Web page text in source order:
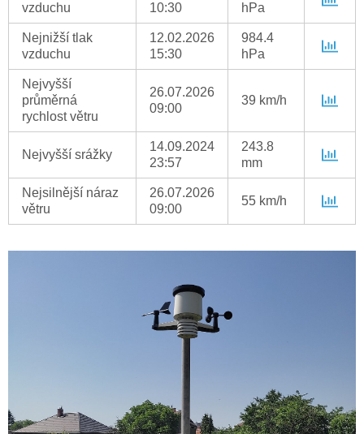
vzduchu
10:30
hPa
Nejnižší tlak
vzduchu
12.02.2026
15:30
984.4
hPa
Nejvyšší
průměrná
rychlost větru
26.07.2026
09:00
39 km/h
Nejvyšší srážky
14.09.2024
23:57
243.8
mm
Nejsilnější náraz
větru
26.07.2026
09:00
55 km/h